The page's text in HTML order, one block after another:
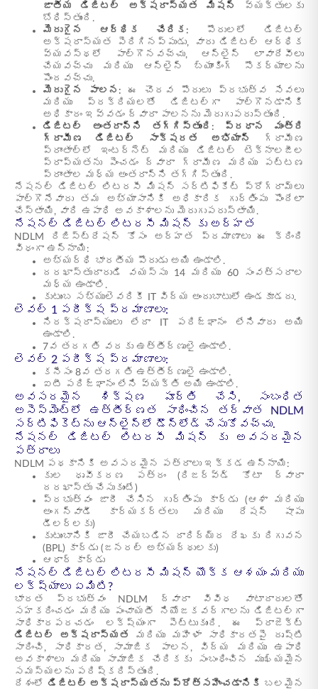
జాతీయ డిజిటల్ అక్షరాస్యత మిషన్
వ్యక్తులకు
బోధిస్తుంది.
మెరుగైన ఆర్థిక చేరిక: పౌరులలో డిజిటల్
అక్షరాస్యత పెరిగినప్పుడు, వారు డిజిటల్ ఆర్థిక
వ్యవస్థలో పాల్గొనవచ్చు, ఆన్‌లైన్ లావాదేవీలు
చేయవచ్చు మరియు ఆన్‌లైన్ బ్యాంకింగ్ సౌకర్యాలను
పొందవచ్చు.
మెరుగైన పాలన: ఈ చొరవ పౌరులు ప్రభుత్వ సేవలు
మరియు ప్రక్రియలతో డిజిటల్‌గా పాల్గొనడానికి
అధికారం ఇవ్వడం ద్వారా పాలనను మెరుగుపరుస్తుంది.
డిజిటల్ అంతరాన్ని తగ్గిస్తుంది:
ప్రధాన మంత్రి
గ్రామీణ డిజిటల్ సాక్షరత అభియాన్
గ్రామీణ
ప్రాంతాల్లో ఇంటర్నెట్ మరియు డిజిటల్ టెక్నాలజీల
ప్రాప్యతను పెంచడం ద్వారా గ్రామీణ మరియు పట్టణ
ప్రాంతాల మధ్య అంతరాన్ని తగ్గిస్తుంది.
నేషనల్ డిజిటల్ లిటరసీ మిషన్ సర్టిఫికేట్ ప్రోగ్రామ్‌లు
పాల్గొనేవారు తమ అభ్యాసానికి అధికారిక గుర్తింపు పొందేలా
చేస్తాయి, వారి ఉపాధి అవకాశాలను మెరుగుపరుస్తాయి.
నేషనల్ డిజిటల్ లిటరసీ మిషన్ కు అర్హత
NDLM రిజిస్ట్రేషన్ కోసం అర్హత ప్రమాణాలు ఈ క్రింది
విధంగా ఉన్నాయి:
అభ్యర్థి భారతీయ పౌరుడు అయి ఉండాలి.
దరఖాస్తుదారుడి వయస్సు 14 మరియు 60 సంవత్సరాల
మధ్య ఉండాలి.
కుటుంబ సభ్యులెవరికీ IT విద్య అందుబాటులో ఉండకూడదు.
లెవల్ 1 పరీక్ష ప్రమాణాలు:
నిరక్షరాస్యులు లేదా IT పరిజ్ఞానం లేనివారు అయి
ఉండాలి.
7వ తరగతి వరకు ఉత్తీర్ణులై ఉండాలి.
లెవల్ 2 పరీక్ష ప్రమాణాలు:
కనీసం 8వ తరగతి ఉత్తీర్ణులై ఉండాలి.
ఐటీ పరిజ్ఞానం లేని వ్యక్తి అయి ఉండాలి.
అవసరమైన శిక్షణ పూర్తి చేసి, సంబంధిత
అసెస్‌మెంట్‌లో ఉత్తీర్ణత సాధించిన తర్వాత NDLM
సర్టిఫికెట్‌ను ఆన్‌లైన్‌లో డౌన్‌లోడ్ చేసుకోవచ్చు.
నేషనల్ డిజిటల్ లిటరసీ మిషన్ కు అవసరమైన
పత్రాలు
NDLM పథకానికి అవసరమైన పత్రాలు ఇక్కడ ఉన్నాయి:
కుల ధృవీకరణ పత్రం (రిజర్వ్డ్ కోటా ద్వారా
దరఖాస్తు చేసుకుంటే)
ప్రభుత్వం జారీ చేసిన గుర్తింపు కార్డు (ఆశా మరియు
అంగన్‌వాడీ కార్యకర్తలు మరియు రేషన్ షాపు
డీలర్లకు)
కుటుంబానికి జారీ చేయబడిన దారిద్య్ర రేఖకు దిగువన
(BPL) కార్డు (జనరల్ అభ్యర్థులకు)
ఆధార్ కార్డు
నేషనల్ డిజిటల్ లిటరసీ మిషన్ యొక్క ఆశయం మరియు
లక్ష్యాలు ఏమిటి?
భారత ప్రభుత్వం NDLM ద్వారా వివిధ వాటాదారులతో
సహకరించడం మరియు పంచాయతీ నియోజకవర్గాలను డిజిటల్‌గా
సాధికారపరచడం లక్ష్యంగా పెట్టుకుంది. ఈ ప్రాజెక్ట్
డిజిటల్ అక్షరాస్యత
మరియు మహిళా సాధికారతపై దృష్టి
సారించి, సాధికారత, సామాజిక పాలన, విద్య మరియు ఉపాధి
అవకాశాలు మరియు సామాజిక చేరికకు సంబంధించిన ముఖ్యమైన
సమస్యలను పరిష్కరిస్తుంది.
దేశంలో
డిజిటల్ అక్షరాస్యతను ప్రోత్సహించడానికి బలమైన